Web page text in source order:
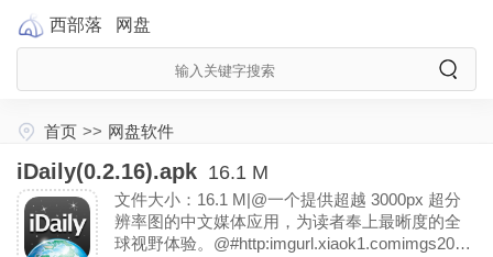
西部落 网盘
首页 >> 网盘软件
iDaily(0.2.16).apk 16.1 M
文件大小：16.1 M|@一个提供超越 3000px 超分
辨率图的中文媒体应用，为读者奉上最晰度的全
球视野体验。@#http:imgurl.xiaok1.comimgs2024